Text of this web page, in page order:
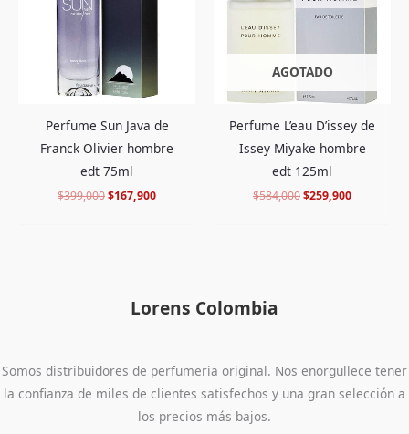
Perfume Sun Java de
Franck Olivier hombre
edt 75ml
$399,000$167,900
AGOTADO
Perfume L’eau D’issey de
Issey Miyake hombre
edt 125ml
$584,000$259,900
Lorens Colombia
Somos distribuidores de perfumeria original. Nos enorgullece tener
la confianza de miles de clientes satisfechos y una gran selección a
los precios más bajos.